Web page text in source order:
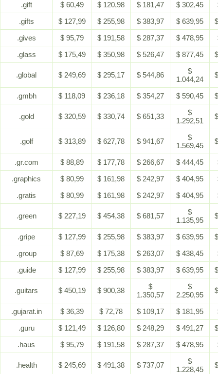
.gift
$ 60,49 $ 120,98 $ 181,47 $ 302,45
.gifts
$ 127,99 $ 255,98 $ 383,97 $ 639,95
.gives
$ 95,79 $ 191,58 $ 287,37 $ 478,95
.glass
$ 175,49 $ 350,98 $ 526,47 $ 877,45
.global $ 249,69 $ 295,17 $ 544,86
$
1.044,24
.gmbh $ 118,09 $ 236,18 $ 354,27 $ 590,45
.gold $ 320,59 $ 330,74 $ 651,33
$
1.292,51
.golf $ 313,89 $ 627,78 $ 941,67
$
1.569,45
.gr.com $ 88,89 $ 177,78 $ 266,67 $ 444,45
.graphics
$ 80,99 $ 161,98 $ 242,97 $ 404,95
.gratis
$ 80,99 $ 161,98 $ 242,97 $ 404,95
.green $ 227,19 $ 454,38 $ 681,57
$
1.135,95
.gripe $ 127,99 $ 255,98 $ 383,97 $ 639,95
.group
$ 87,69 $ 175,38 $ 263,07 $ 438,45
.guide
$ 127,99 $ 255,98 $ 383,97 $ 639,95
.guitars $ 450,19 $ 900,38
$
1.350,57
$
2.250,95
.gujarat.in $ 36,39 $ 72,78 $ 109,17 $ 181,95
.guru
$ 121,49 $ 126,80 $ 248,29 $ 491,27
.haus
$ 95,79 $ 191,58 $ 287,37 $ 478,95
.health $ 245,69 $ 491,38 $ 737,07
$
1.228,45